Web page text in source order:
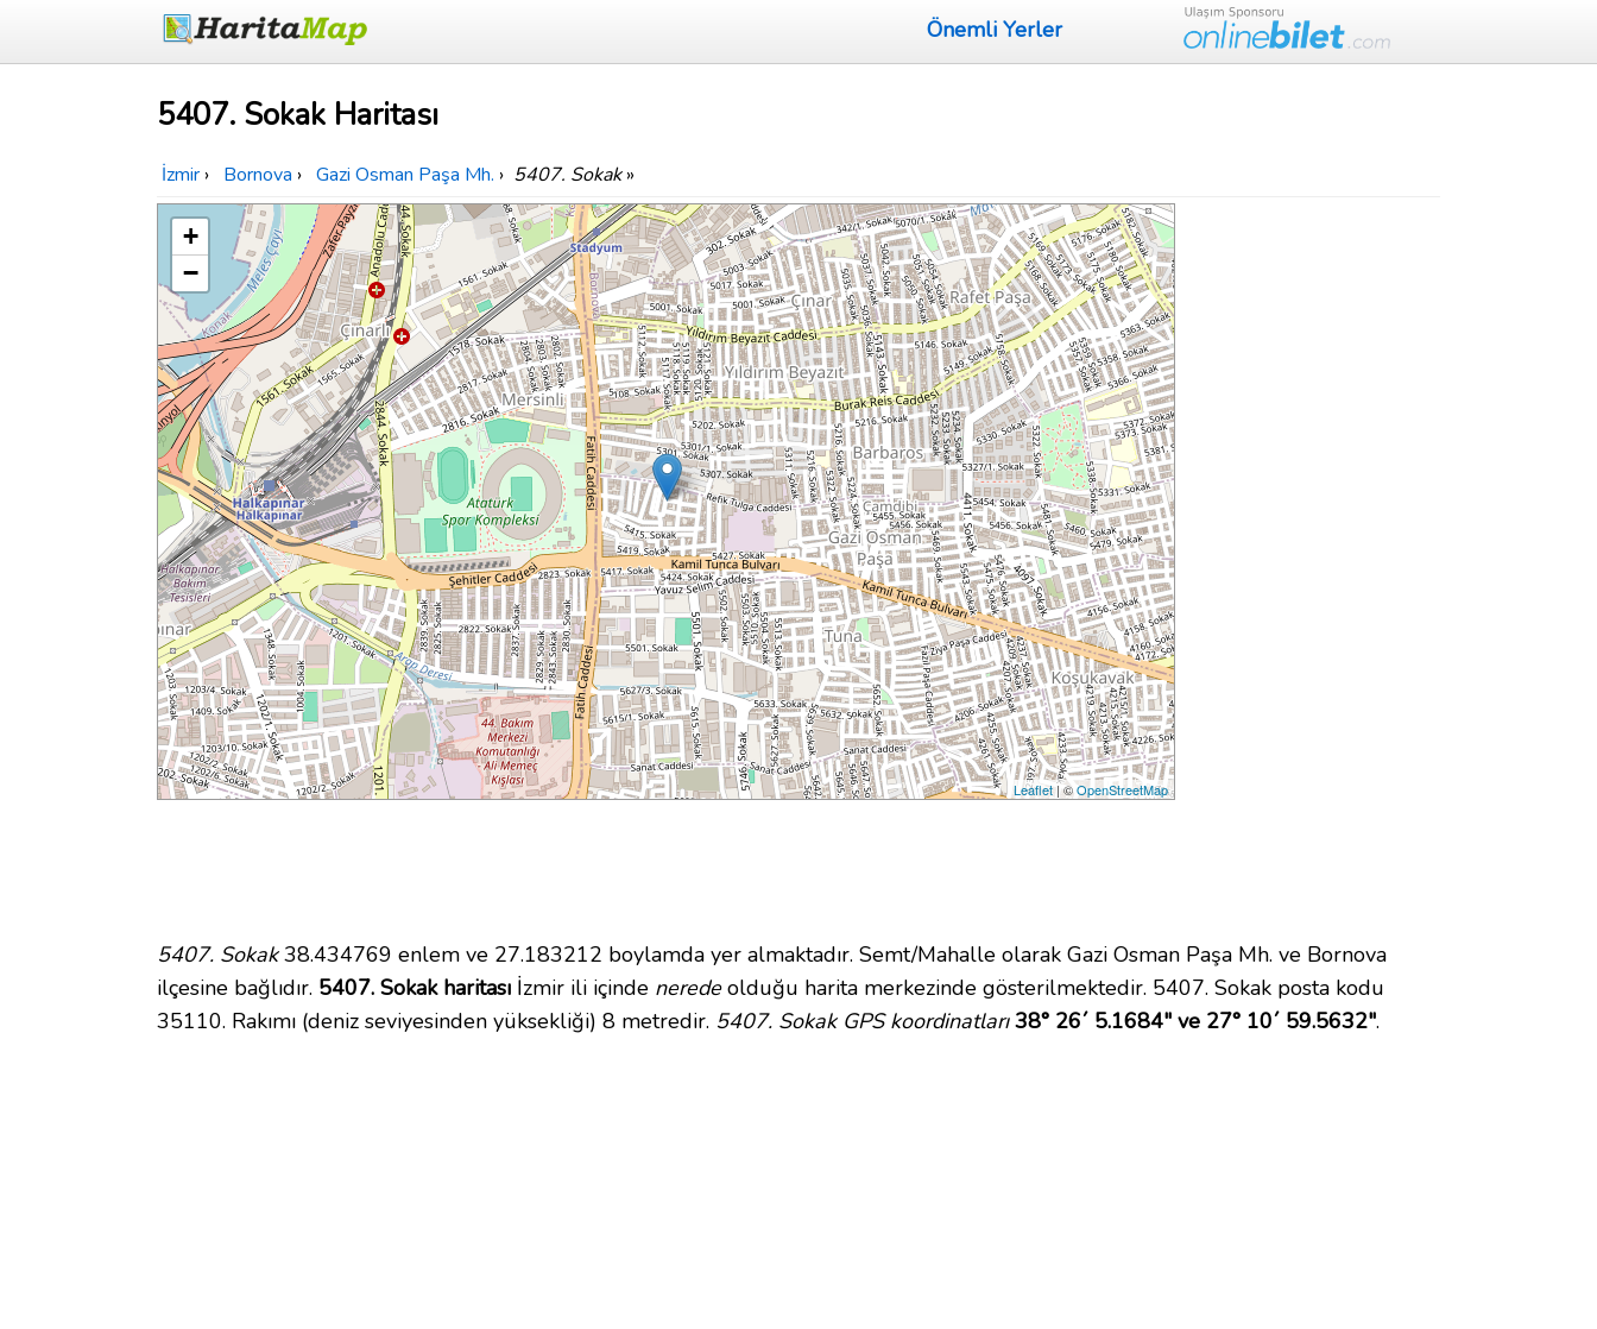
Önemli Yerler
5407. Sokak Haritası
İzmir › Bornova › Gazi Osman Paşa Mh. › 5407. Sokak»
+
−
Leaflet| ©OpenStreetMap
5407. Sokak38.434769 enlem ve 27.183212 boylamda yer almaktadır. Semt/Mahalle olarak Gazi Osman Paşa Mh. ve Bornova
ilçesine bağlıdır. 5407. Sokak haritası İzmir ili içinde neredeolduğu harita merkezinde gösterilmektedir. 5407. Sokak posta kodu
35110. Rakımı (deniz seviyesinden yüksekliği) 8 metredir. 5407. Sokak GPS koordinatları 38° 26´ 5.1684" ve 27° 10´ 59.5632".